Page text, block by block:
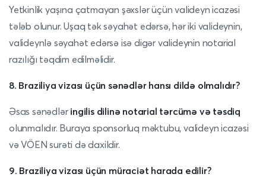
Yetkinlik yaşına çatmayan şəxslər üçün valideyn icazəsi
tələb olunur. Uşaq tək səyahət edərsə, hər iki valideynin,
valideynlə səyahət edərsə isə digər valideynin notarial
razılığı təqdim edilməlidir.
8. Braziliya vizası üçün sənədlər hansı dildə olmalıdır?
Əsas sənədlər ingilis dilinə notarial tərcümə və təsdiq
olunmalıdır. Buraya sponsorluq məktubu, valideyn icazəsi
və VÖEN surəti də daxildir.
9. Braziliya vizası üçün müraciət harada edilir?